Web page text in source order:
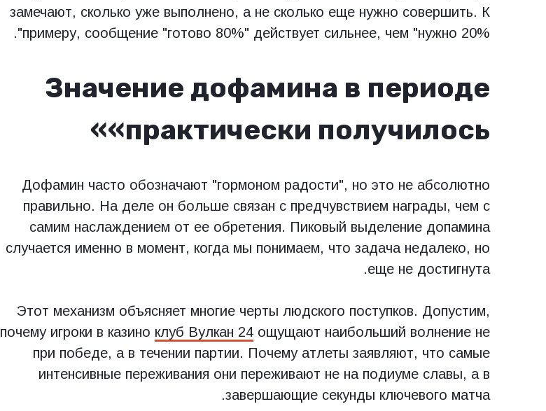
замечают, сколько уже выполнено, а не сколько еще нужно совершить. К
примеру, сообщение "готово 80%" действует сильнее, чем "нужно 20%".
Значение дофамина в периоде
«практически получилось»
Дофамин часто обозначают "гормоном радости", но это не абсолютно
правильно. На деле он больше связан с предчувствием награды, чем с
самим наслаждением от ее обретения. Пиковый выделение допамина
случается именно в момент, когда мы понимаем, что задача недалеко, но
еще не достигнута.
Этот механизм объясняет многие черты людского поступков. Допустим,
почему игроки в казино клуб Вулкан 24 ощущают наибольший волнение не
при победе, а в течении партии. Почему атлеты заявляют, что самые
интенсивные переживания они переживают не на подиуме славы, а в
завершающие секунды ключевого матча.